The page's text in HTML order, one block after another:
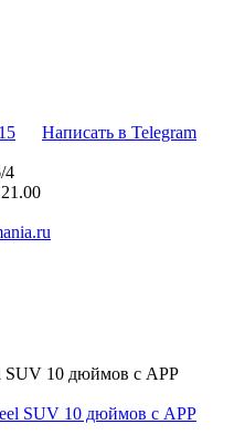
Написать в Telegram
4
SUV 10 дюймов c АРР